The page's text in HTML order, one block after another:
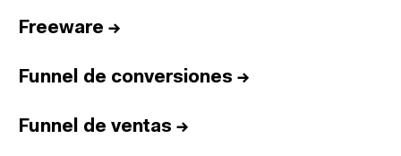
Freeware →
Funnel de conversiones →
Funnel de ventas →